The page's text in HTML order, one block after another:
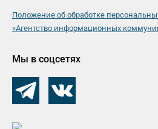
Положение об обработке
«Агентство информационных
Мы в соцсетях